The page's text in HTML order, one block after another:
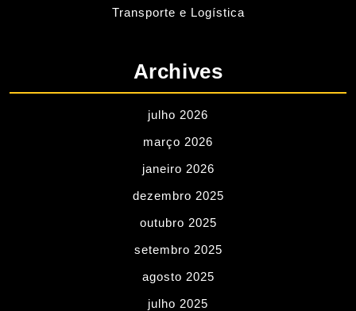
Transporte e Logística
Archives
julho 2026
março 2026
janeiro 2026
dezembro 2025
outubro 2025
setembro 2025
agosto 2025
julho 2025